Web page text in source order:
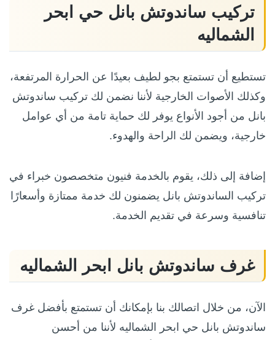
تركيب ساندوتش بانل حي ابحر
الشماليه
تستطيع أن تستمتع بجو لطيف بعيدًا عن الحرارة المرتفعة،
وكذلك الأصوات الخارجية لأننا نضمن لك تركيب ساندوتش
بانل من أجود الأنواع يوفر لك حماية تامة من أي عوامل
خارجية، ويضمن لك الراحة والهدوء.
إضافة إلى ذلك، يقوم بالخدمة فنيون متخصصون خبراء في
تركيب الساندوتش بانل يضمنون لك خدمة ممتازة وأسعارًا
تنافسية وسرعة في تقديم الخدمة.
غرف ساندوتش بانل ابحر الشماليه
الآن، من خلال اتصالك بنا بإمكانك أن تستمتع بأفضل غرف
ساندوتش بانل حي ابحر الشماليه لأننا من أحسن